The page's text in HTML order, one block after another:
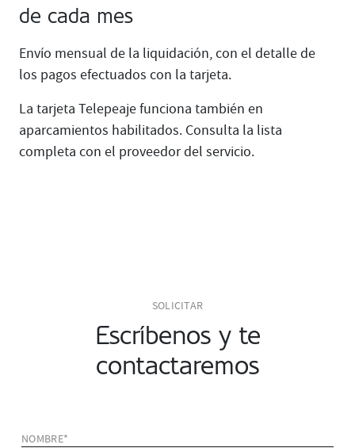
de cada mes
Envío mensual de la liquidación, con el detalle de
los pagos efectuados con la tarjeta.
La tarjeta Telepeaje funciona también en
aparcamientos habilitados. Consulta la lista
completa con el proveedor del servicio.
SOLICITAR
Escríbenos y te
contactaremos
NOMBRE*